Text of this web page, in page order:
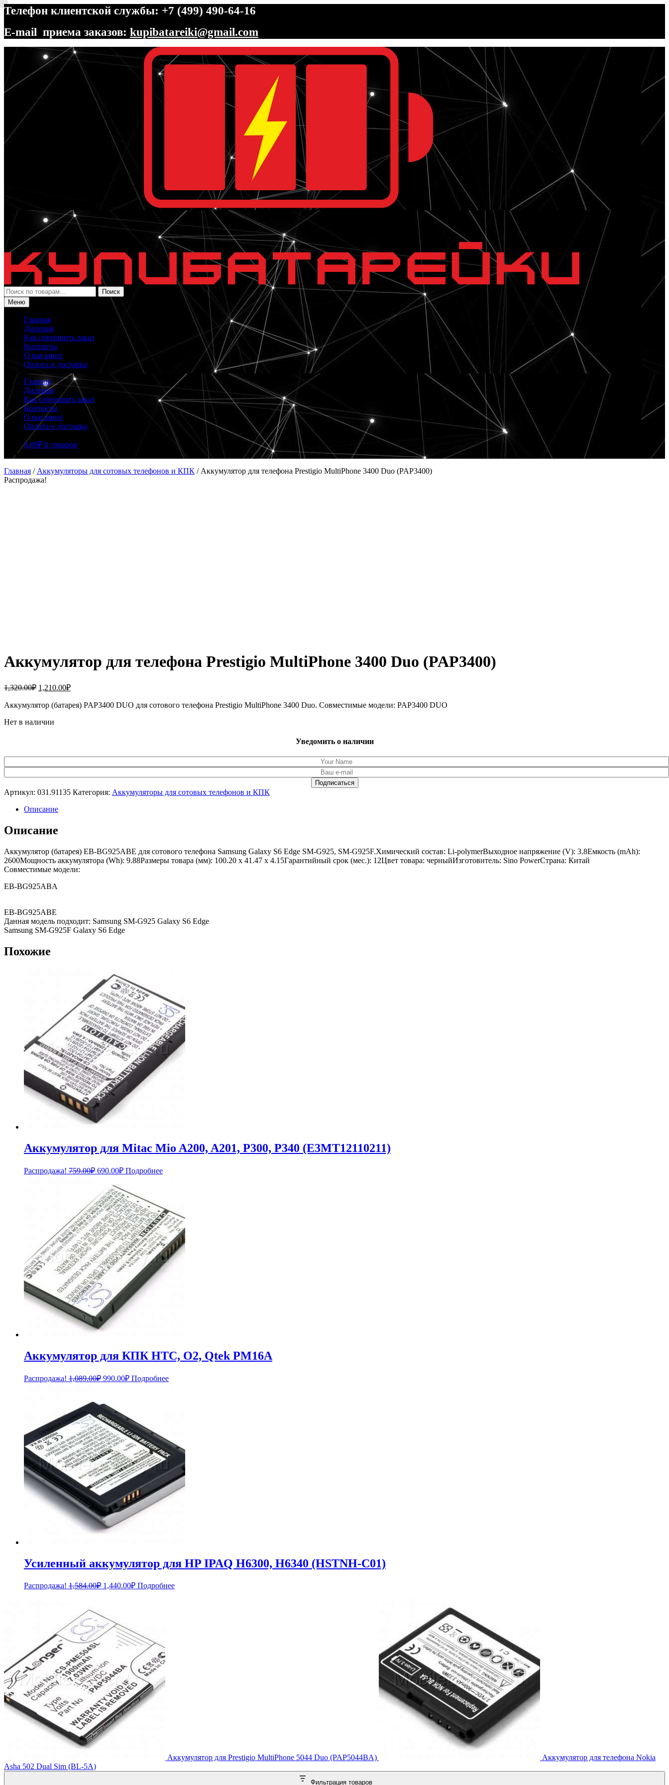
Телефон клиентской службы: +7 (499) 490-64-16
E-mail приема заказов: kupibatareiki@gmail.com
Перейти
навигации
Перейти
содержимому
Искать:
Поиск
Меню
Главная
Дилерам
Как совершить заказ
Контакты
О магазине
Оплата и доставка
Главная
Дилерам
Как совершить заказ
Контакты
О магазине
Оплата и доставка
0.00₽ 0 товаров
Главная / Аккумуляторы для сотовых телефонов и КПК / Аккумулятор для телефона Prestigio MultiPhone 3400 Duo (PAP3400)
Распродажа!
Аккумулятор для телефона Prestigio MultiPhone 3400 Duo (PAP3400)
1,320.00₽ Первоначальная
составляла
1,210.00₽Текущая
1,210.00₽.
Аккумулятор (батарея) PAP3400 DUO для сотового телефона Prestigio MultiPhone 3400 Duo. Совместимые модели: PAP3400 DUO
Нет в наличии
Уведомить о наличии
Артикул: 031.91135 Категория: Аккумуляторы для сотовых телефонов и КПК
Описание
Описание
Аккумулятор (батарея) EB-BG925ABE для сотового телефона Samsung Galaxy S6 Edge SM-G925, SM-G925F.Химический состав: Li-polymerВыходное напряжение (V): 3.8Емкость (mAh):
2600Мощность аккумулятора (Wh): 9.88Размеры товара (мм): 100.20 x 41.47 x 4.15Гарантийный срок (мес.): 12Цвет товара: черныйИзготовитель: Sino PowerСтрана: Китай
Совместимые модели:
EB-BG925ABA
EB-BG925ABE
Данная модель подходит: Samsung SM-G925 Galaxy S6 Edge
Samsung SM-G925F Galaxy S6 Edge
Похожие
Аккумулятор для Mitac Mio A200, A201, P300, P340 (E3MT12110211)
Распродажа! 759.00₽ Первоначальная
составляла
759.00₽.
690.00₽Текущая
цена:
690.00₽.
Подробнее
Аккумулятор для КПК HTC, O2, Qtek PM16A
Распродажа! 1,089.00₽ Первоначальная
1,089.00₽.
990.00₽Текущая
цена:
Подробнее
Усиленный аккумулятор для HP IPAQ H6300, H6340 (HSTNH-C01)
Распродажа! 1,584.00₽ Первоначальная
1,440.00₽Текущая
Подробнее
Аккумулятор для Prestigio MultiPhone 5044 Duo (PAP5044BA)
Аккумулятор для телефона Nokia
Asha 502 Dual Sim (BL-5A)
Фильтрация товаров